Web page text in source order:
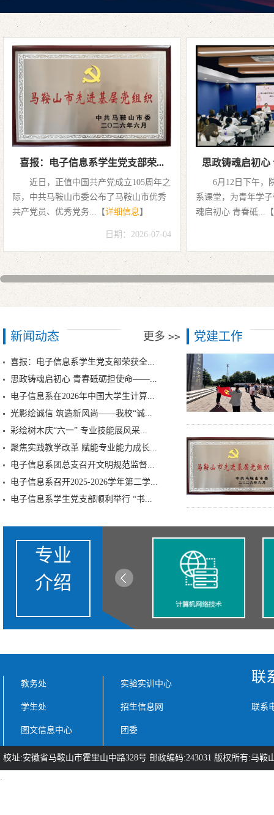
喜报：电子信息系学生党支部荣...
近日，正值中国共产党成立105周年之
际，中共马鞍山市委公布了马鞍山市优秀
共产党员、优秀党务...【详细信息】
日期：2026-07-04
思政铸魂启初心
6月12日下午，
系课堂，为青年学
魂启初心 青春砥...【
新闻动态 更多 >>
喜报：电子信息系学生党支部荣获全...
思政铸魂启初心 青春砥砺担使命——...
电子信息系在2026年中国大学生计算...
光影绘诚信 筑造新风尚——我校“诚...
彩绘树木庆“六一” 专业技能展风采...
聚焦实践教学改革 赋能专业能力成长...
电子信息系团总支召开文明规范监督...
电子信息系召开2025-2026学年第二学...
电子信息系学生党支部顺利举行 “书...
党建工作
专业
介绍
教务处
学生处
图文信息中心
实验实训中心
招生信息网
团委
联
联系
校址:安徽省马鞍山市霍里山中路328号 邮政编码:243031 版权所有:马
.